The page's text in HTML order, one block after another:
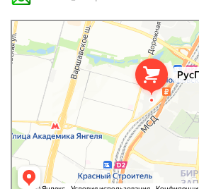
РусПолик
Оргстекло, поликарбонат в Москве
Строительные и отделочные работы в Москве